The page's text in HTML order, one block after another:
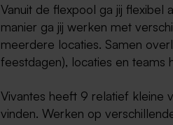
Vanuit de flexpool ga jij flexibel
manier ga jij werken met
meerdere locaties. Samen
feestdagen), locaties en teams
Vivantes heeft 9 relatief kleine
vinden. Werken op